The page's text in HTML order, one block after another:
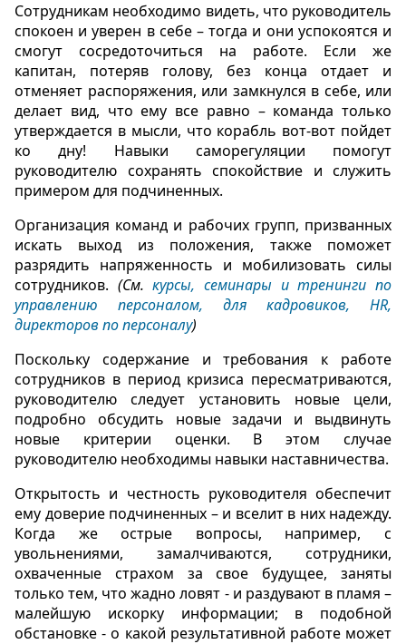
Сотрудникам необходимо видеть, что руководитель
спокоен и уверен в себе – тогда и они успокоятся и
смогут сосредоточиться на работе. Если же
капитан, потеряв голову, без конца отдает и
отменяет распоряжения, или замкнулся в себе, или
делает вид, что ему все равно – команда только
утверждается в мысли, что корабль вот-вот пойдет
ко дну! Навыки саморегуляции помогут
руководителю сохранять спокойствие и служить
примером для подчиненных.
Организация команд и рабочих групп, призванных
искать выход из положения, также поможет
разрядить напряженность и мобилизовать силы
сотрудников. (См.курсы, семинары и тренинги по
управлению персоналом, для кадровиков, HR,
директоров по персоналу)
Поскольку содержание и требования к работе
сотрудников в период кризиса пересматриваются,
руководителю следует установить новые цели,
подробно обсудить новые задачи и выдвинуть
новые критерии оценки. В этом случае
руководителю необходимы навыки наставничества.
Открытость и честность руководителя обеспечит
ему доверие подчиненных – и вселит в них надежду.
Когда же острые вопросы, например, с
увольнениями, замалчиваются, сотрудники,
охваченные страхом за свое будущее, заняты
только тем, что жадно ловят - и раздувают в пламя –
малейшую искорку информации; в подобной
обстановке - о какой результативной работе может